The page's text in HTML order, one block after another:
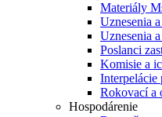
Materiály
Uznesenia
Uznesenia
Poslanci
Komisie a
Interpelácie
Rokovací a
Hospodárenie